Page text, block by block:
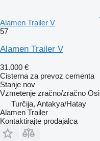
Alamen Trailer V
57
Alamen Trailer V
31.000 €
Cisterna za prevoz cementa
Stanje nov
Vzmetenje zračno/zračno Osi
Turčija, Antakya/Hatay
Alamen Trailer
Kontaktirajte prodajalca